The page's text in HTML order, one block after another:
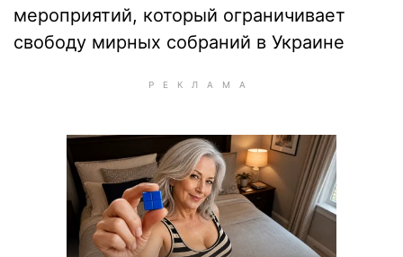
мероприятий, который ограничивает
свободу мирных собраний в Украине